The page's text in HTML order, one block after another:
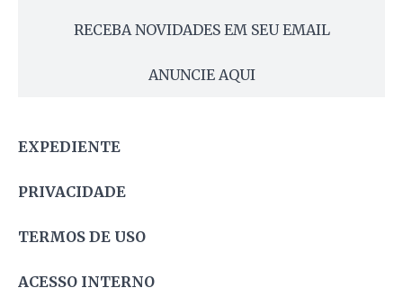
RECEBA NOVIDADES EM SEU EMAIL
ANUNCIE AQUI
EXPEDIENTE
PRIVACIDADE
TERMOS DE USO
ACESSO INTERNO